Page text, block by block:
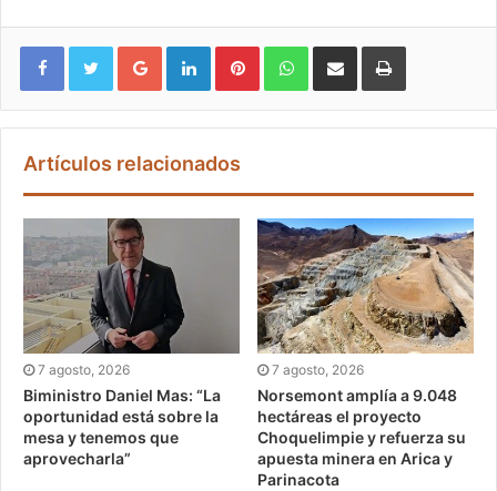
Google+ LinkedIn Pinterest WhatsApp
Artículos relacionados
7 agosto, 2026
Biministro Daniel Mas: “La
oportunidad está sobre la
mesa y tenemos que
aprovecharla”
7 agosto, 2026
Norsemont amplía a 9.048
hectáreas el proyecto
Choquelimpie y refuerza su
apuesta minera en Arica y
Parinacota